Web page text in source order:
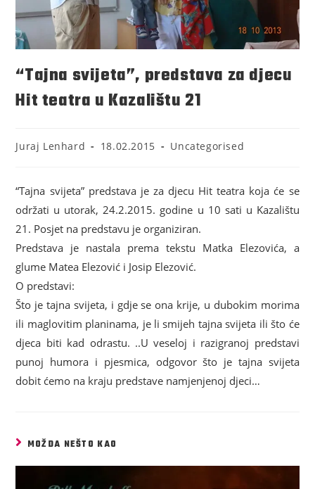
“Tajna svijeta”, predstava za djecu
Hit teatra u Kazalištu 21
Juraj Lenhard 18.02.2015 Uncategorised
“Tajna svijeta” predstava je za djecu Hit teatra koja će se
održati u utorak, 24.2.2015. godine u 10 sati u Kazalištu
21. Posjet na predstavu je organiziran.
Predstava je nastala prema tekstu Matka Elezovića, a
glume Matea Elezović i Josip Elezović.
O predstavi:
Što je tajna svijeta, i gdje se ona krije, u dubokim morima
ili maglovitim planinama, je li smijeh tajna svijeta ili što će
djeca biti kad odrastu. ..U veseloj i razigranoj predstavi
punoj humora i pjesmica, odgovor što je tajna svijeta
dobit ćemo na kraju predstave namjenjenoj djeci…
MOŽDA NEŠTO KAO